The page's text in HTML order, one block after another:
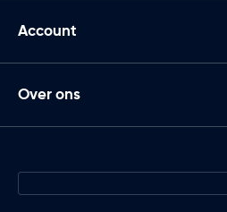
Account
Over ons